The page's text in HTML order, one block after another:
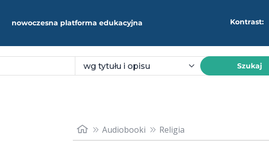
nowoczesna platforma edukacyjna Kontrast:
Szukaj
Audiobooki Religia